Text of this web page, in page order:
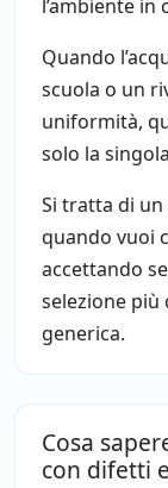
l’ambiente in
Quando
scuola o un
uniformità,
solo la
Si tratta di
quando vuoi
accettando
selezione
generica.
Cosa
con difetti